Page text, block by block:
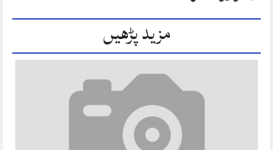
مزید پڑھیں